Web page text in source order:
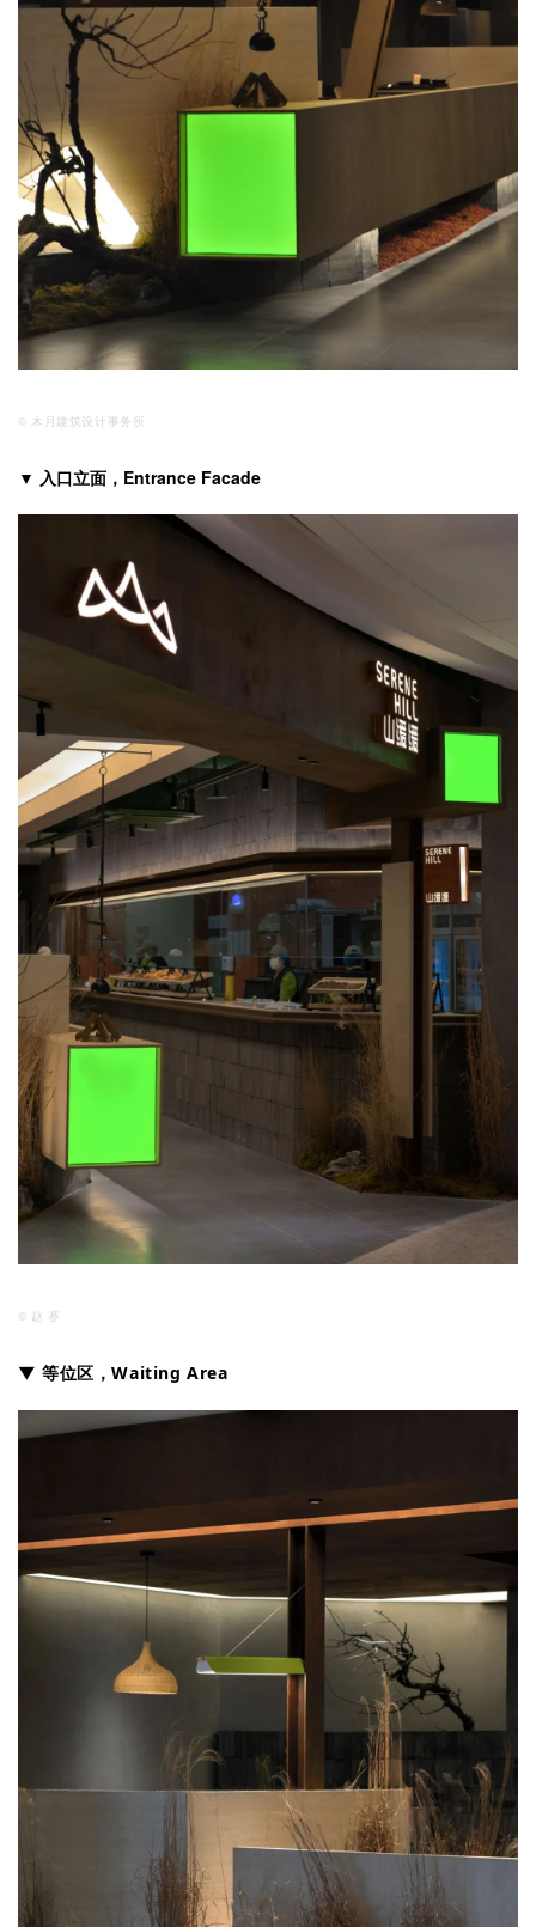
© 木月建筑设计事务所
▼ 入口立面，Entrance Facade
© 赵 赛
▼ 等位区，Waiting Area